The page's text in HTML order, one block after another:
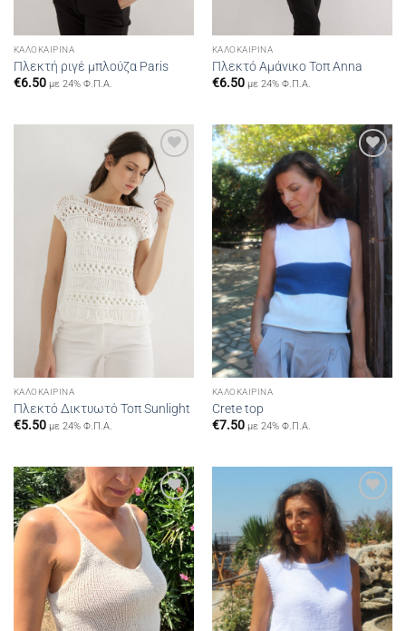
ΚΑΛΟΚΑΙΡΙΝΆ
Πλεκτή ριγέ μπλούζα Paris
€6.50 με 24% Φ.Π.Α.
ΚΑΛΟΚΑΙΡΙΝΆ
Πλεκτό Αμάνικο Τοπ Anna
€6.50 με 24% Φ.Π.Α.
Add to
wishlist
ΚΑΛΟΚΑΙΡΙΝΆ
Πλεκτό Δικτυωτό Τοπ Sunlight
€5.50 με 24% Φ.Π.Α.
Add to
wishlist
ΚΑΛΟΚΑΙΡΙΝΆ
Crete top
€7.50 με 24% Φ.Π.Α.
Add to
wishlist
Add to
wishlist